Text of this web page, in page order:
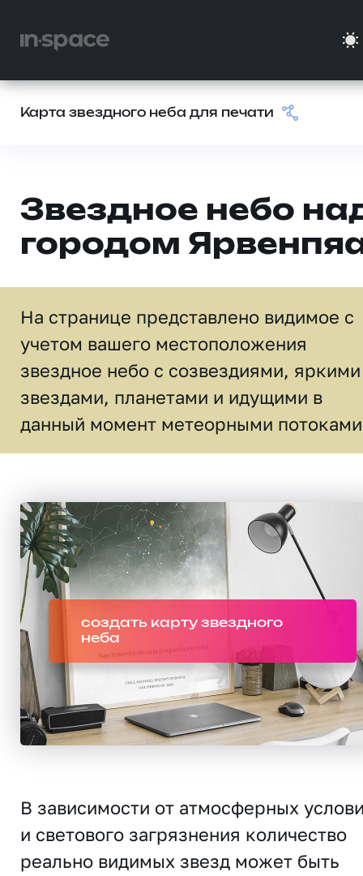
Карта звездного неба для печати
Звездное небо
городом
На странице представлено видимое c
учетом вашего местоположения
звездное небо c созвездиями, яркими
звездами, планетами и идущими в
данный момент метеорными
создать карту звездного
неба
В зависимости от атмосферных
и светового загрязнения количество
реально видимых звезд может быть